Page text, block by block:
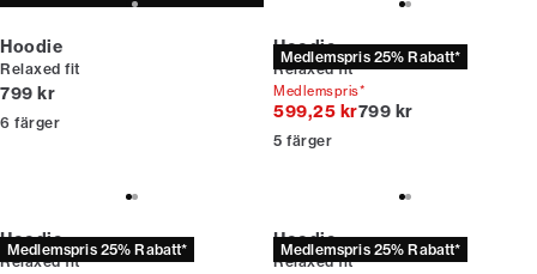
Hoodie
Relaxed fit
Nuvarande pris
799 kr
6 färger
Medlemspris 25% Rabatt*
Hoodie
Relaxed fit
Medlemspris*
599,25 krOriginalpris
799 kr
5 färger
Medlemspris 25% Rabatt*
Hoodie
Relaxed fit
Medlemspris 25% Rabatt*
Hoodie
Relaxed fit